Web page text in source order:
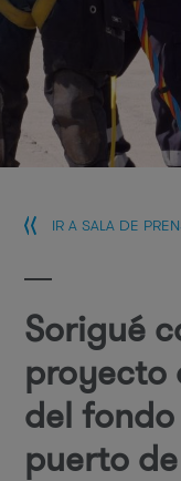
IR A SALA DE
Sorigué
proyecto
del
puerto